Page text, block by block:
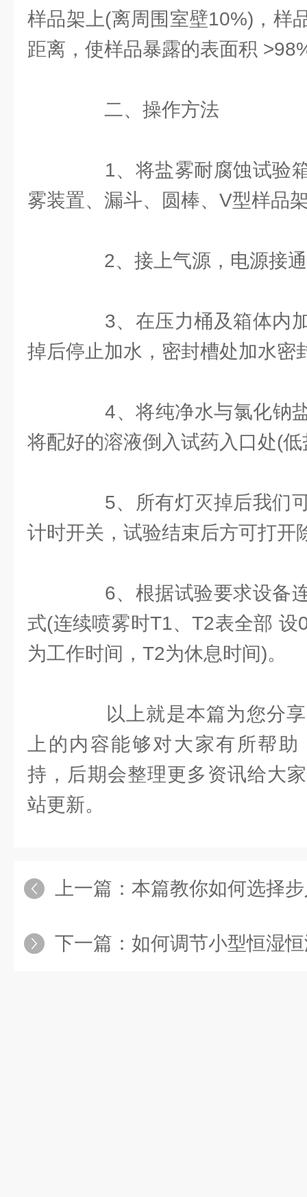
样品架上(离周围室壁10%)，样
距离，使样品暴露的表面积
二、操作方法
1、将盐雾耐腐蚀试验箱
雾装置、漏斗、圆棒、V型样品
2、接上气源，电源接通
3、在压力桶及箱体内加
掉后停止加水，密封槽处加水密
4、将纯净水与氯化钠盐
将配好的溶液倒入试药入口处(
5、所有灯灭掉后我们可
计时开关，试验结束后方可打开
6、根据试验要求设备连
式(连续喷雾时T1、T2表全部 设
为工作时间，T2为休息时间)。
以上就是本篇为您分享
上的内容能够对大家有所帮
持，后期会整理更多资讯给大
站更新。
上一篇： 本篇教你如何选择
下一篇： 如何调节小型恒湿